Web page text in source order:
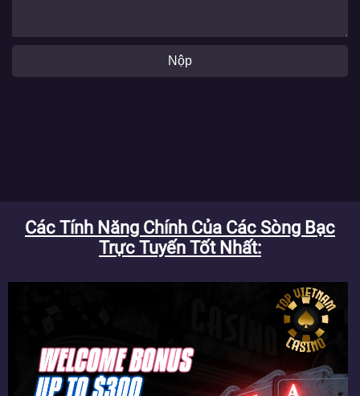
Các Tính Năng Chính Của Các Sòng Bạc
Trực Tuyến Tốt Nhất
Nộp